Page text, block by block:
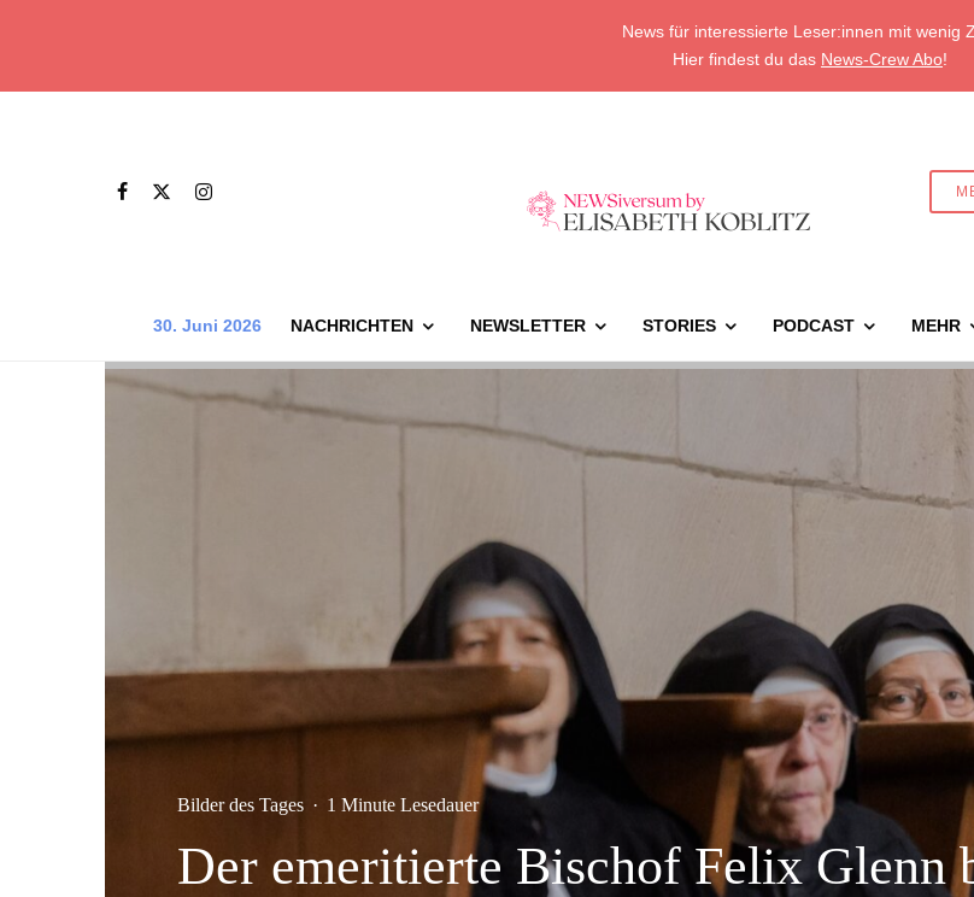
News für interessierte Leser:innen mit wenig
Hier findest du das News-Crew Abo!
30. Juni 2026 NACHRICHTEN NEWSLETTER STORIES PODCAST MEHR
Bilder des Tages · 1 Minute Lesedauer
Der emeritierte Bischof Felix Glenn